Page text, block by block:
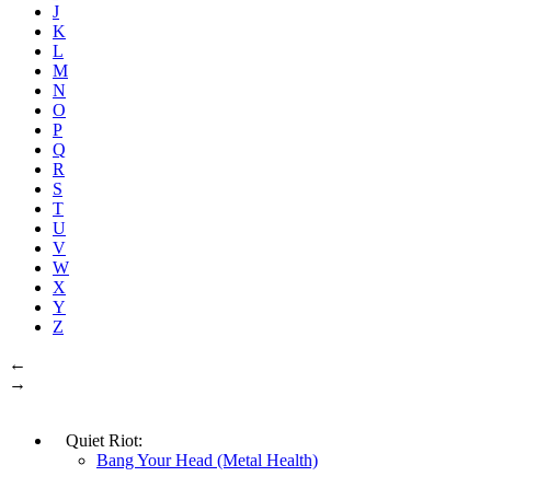
J
K
L
M
N
O
P
Q
R
S
T
U
V
W
X
Y
Z
←
→
Quiet Riot:
Bang Your Head (Metal Health)